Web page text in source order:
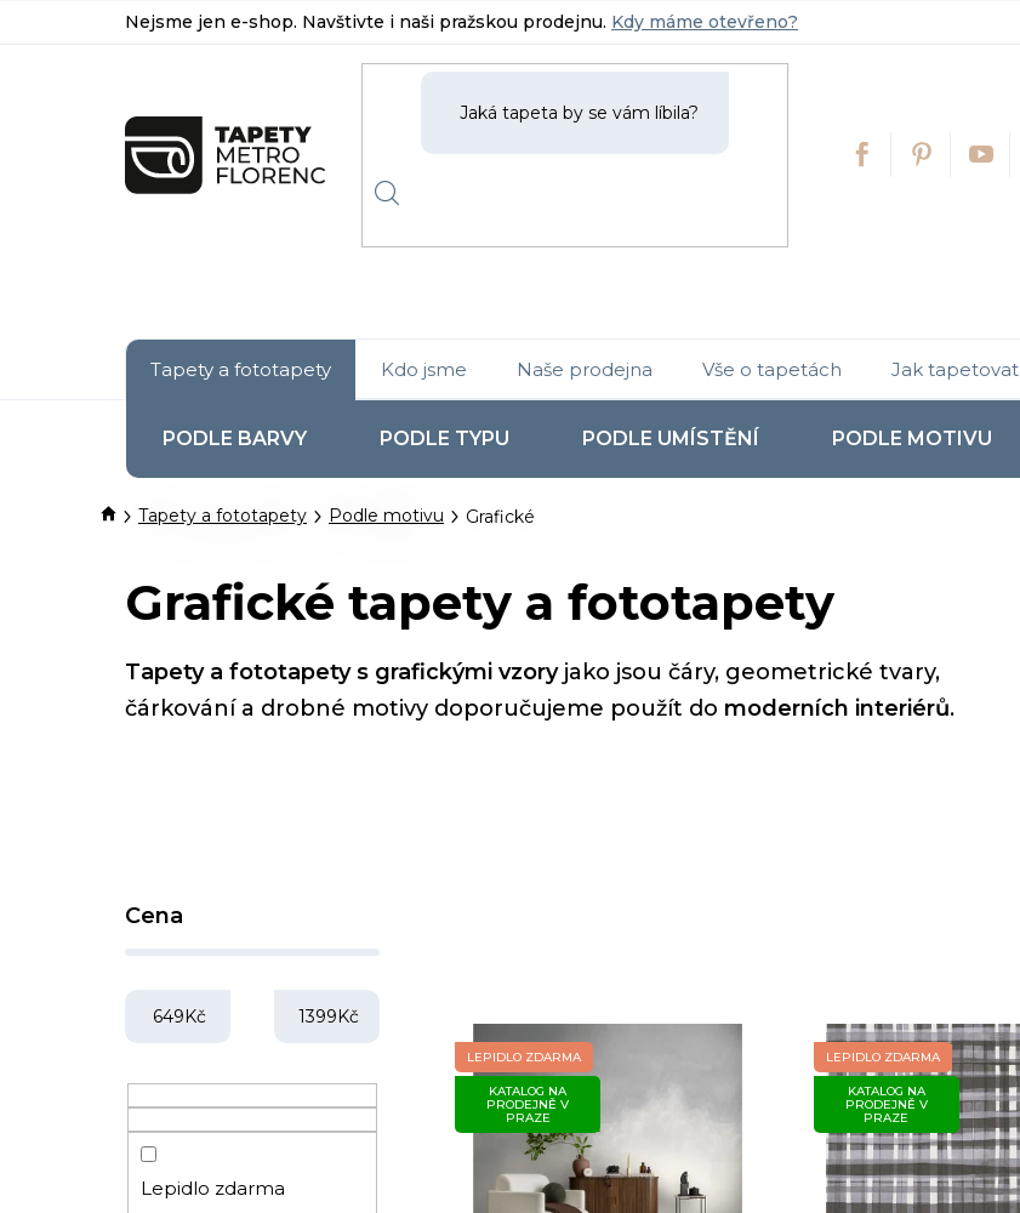
na
Nejsme jen e-shop. Navštivte i naši pražskou prodejnu. Kdy máme otevřeno?
Tapety a fototapety
PODLE BARVY PODLE TYPU PODLE UMÍSTĚNÍ PODLE MOTIVU
Kdo jsme Naše prodejna Vše o tapetách Jak tapetovat
DomůTapety a fototapety Podle motivu Grafické
Grafické tapety a fototapety
Tapety a fototapety s grafickými vzoryjako jsou čáry, geometrické tvary,
čárkování a drobné motivy doporučujeme použít do moderních interiérů.
Cena
649Kč 1399Kč
Lepidlo zdarma
LEPIDLO ZDARMA
KATALOG NA
PRODEJNĚ V
PRAZE
LEPIDLO ZDARMA
KATALOG NA
PRODEJNĚ V
PRAZE